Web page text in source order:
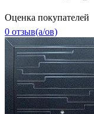
Оценка покупателей
0 отзыв(a/ов)